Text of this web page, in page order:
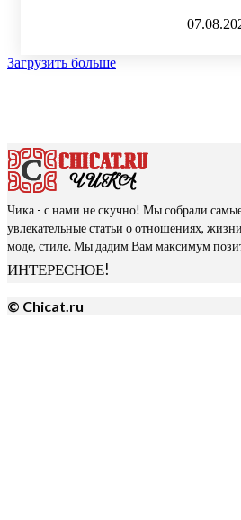
Загрузить больше
Чика - с нами не скучно! Мы собрали
увлекательные статьи о отношениях,
моде, стиле. Мы дадим Вам максимум
ИНТЕРЕСНОЕ!
© Chicat.ru